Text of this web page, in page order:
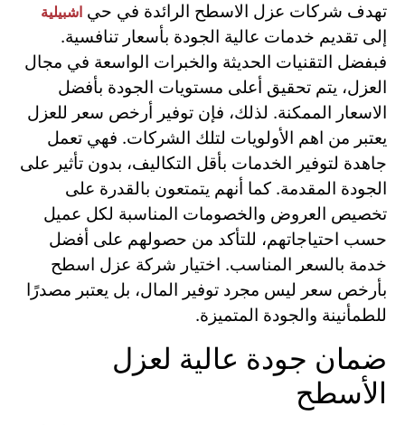
تهدف شركات عزل الاسطح الرائدة في حي اشبيلية
إلى تقديم خدمات عالية الجودة بأسعار تنافسية.
فبفضل التقنيات الحديثة والخبرات الواسعة في مجال
العزل، يتم تحقيق أعلى مستويات الجودة بأفضل
الاسعار الممكنة. لذلك، فإن توفير أرخص سعر للعزل
يعتبر من اهم الأولويات لتلك الشركات. فهي تعمل
جاهدة لتوفير الخدمات بأقل التكاليف، بدون تأثير على
الجودة المقدمة. كما أنهم يتمتعون بالقدرة على
تخصيص العروض والخصومات المناسبة لكل عميل
حسب احتياجاتهم، للتأكد من حصولهم على أفضل
خدمة بالسعر المناسب. اختيار شركة عزل اسطح
بأرخص سعر ليس مجرد توفير المال، بل يعتبر مصدرًا
للطمأنينة والجودة المتميزة.
ضمان جودة عالية لعزل
الأسطح